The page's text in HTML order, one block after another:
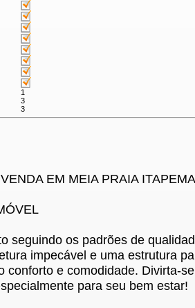
1
3
3
EM MEIA PRAIA ITAPEMA
seguindo os padrões de
impecável e uma estrutura
conforto e comodidade. Divirta-
para seu bem estar!